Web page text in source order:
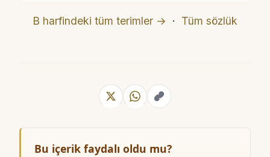
B harfindeki tüm terimler → · Tüm sözlük
Bu içerik faydalı oldu mu?